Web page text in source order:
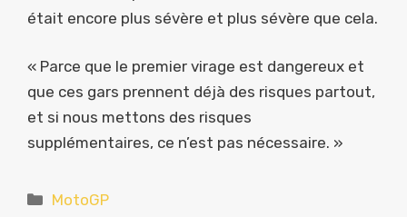
était encore plus sévère et plus sévère que cela.
« Parce que le premier virage est dangereux et
que ces gars prennent déjà des risques partout,
et si nous mettons des risques
supplémentaires, ce n’est pas nécessaire. »
Catégories
MotoGP